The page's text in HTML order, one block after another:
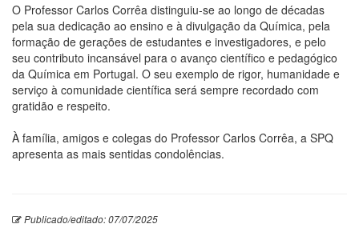
O Professor Carlos Corrêa distinguiu-se ao longo de décadas
pela sua dedicação ao ensino e à divulgação da Química, pela
formação de gerações de estudantes e investigadores, e pelo
seu contributo incansável para o avanço científico e pedagógico
da Química em Portugal. O seu exemplo de rigor, humanidade e
serviço à comunidade científica será sempre recordado com
gratidão e respeito.
À família, amigos e colegas do Professor Carlos Corrêa, a SPQ
apresenta as mais sentidas condolências.
Publicado/editado: 07/07/2025